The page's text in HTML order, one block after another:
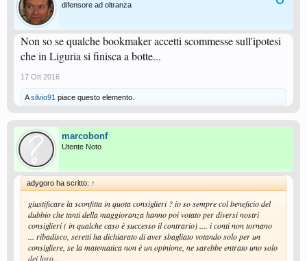
difensore ad oltranza
Non so se qualche bookmaker accetti scommesse sull'ipotesi
che in Liguria si finisca a botte...
17 Ott 2016
Asilvio91 piace questo elemento.
marcobonf
Utente Noto
adygoro ha scritto: ↑
giustificare la sconfitta in quota consiglieri ? io so sempre col beneficio del
dubbio che tanti della maggioranza hanno poi votato per diversi nostri
consiglieri ( in qualche caso è successo il contrario) .... i conti non tornano
... ribadisco, seretti ha dichiarato di aver sbagliato votando solo per un
consigliere, se la matematica non è un opinione, ne sarebbe entrato uno solo
dei loro ..